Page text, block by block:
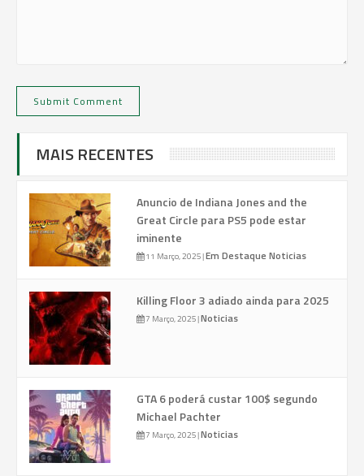
MAIS RECENTES
Anuncio de Indiana Jones and the
Great Circle para PS5 pode estar
iminente
11 Março, 2025|Em Destaque Noticias
Killing Floor 3 adiado ainda para 2025
7 Março, 2025|Noticias
GTA 6 poderá custar 100$ segundo
Michael Pachter
7 Março, 2025|Noticias